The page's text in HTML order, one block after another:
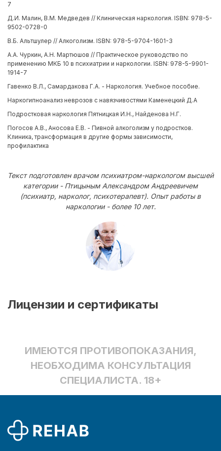
7
Д.И. Малин, В.М. Медведев // Клиническая наркология. ISBN: 978-5-
9502-0728-0
В.Б. Альтшулер // Алкоголизм. ISBN: 978-5-9704-1601-3
А.А. Чуркин, А.Н. Мартюшов // Практическое руководство по
применению МКБ 10 в психиатрии и наркологии. ISBN: 978-5-9901-
1914-7
Гавенко В.Л., Самардакова Г.А. - Наркология. Учебное пособие.
Наркогипноанализ неврозов с навязчивостями Каменецкий Д.А
Подростковая наркология Пятницкая И.Н., Найденова Н.Г.
Погосов А.В., Аносова Е.В. - Пивной алкоголизм у подростков.
Клиника, трансформация в другие формы зависимости,
профилактика
Текст подготовлен врачом психиатром-наркологом высшей
категории - Птицыным Александром Андреевичем
(психиатр, нарколог, психотерапевт). Опыт работы в
наркологии - более 10 лет.
Лицензии и сертификаты
ИМЕЮТСЯ ПРОТИВОПОКАЗАНИЯ,
НЕОБХОДИМА КОНСУЛЬТАЦИЯ
СПЕЦИАЛИСТА. 18+